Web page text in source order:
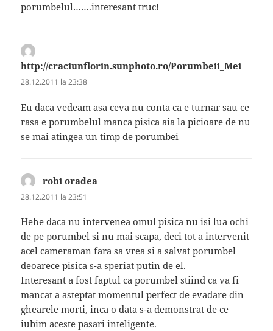
porumbelul…….interesant truc!
http://craciunflorin.sunphoto.ro/Porumbeii_Mei
28.12.2011 la 23:38
Eu daca vedeam asa ceva nu conta ca e turnar sau ce
rasa e porumbelul manca pisica aia la picioare de nu
se mai atingea un timp de porumbei
robi oradea
28.12.2011 la 23:51
Hehe daca nu intervenea omul pisica nu isi lua ochi
de pe porumbel si nu mai scapa, deci tot a intervenit
acel cameraman fara sa vrea si a salvat porumbel
deoarece pisica s-a speriat putin de el.
Interesant a fost faptul ca porumbel stiind ca va fi
mancat a asteptat momentul perfect de evadare din
ghearele morti, inca o data s-a demonstrat de ce
iubim aceste pasari inteligente.